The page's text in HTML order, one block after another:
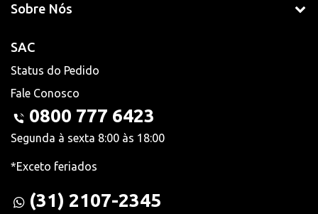
Sobre Nós
SAC
Status do Pedido
Fale Conosco
0800 777 6423
Segunda à sexta 8:00 às 18:00
*Exceto feriados
(31) 2107-2345